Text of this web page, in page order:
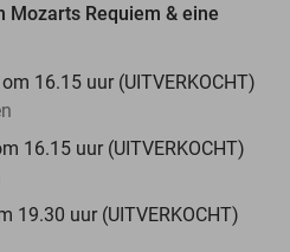
Mozarts Requiem & eine
16.15 uur (UITVERKOCHT)
16.15 uur (UITVERKOCHT)
19.30 uur (UITVERKOCHT)